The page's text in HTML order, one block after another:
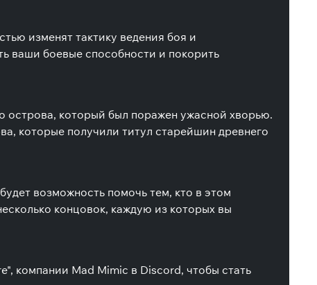
изменят тактику ведения боя и
ваши боевые способности и покорить
острова, который был поражен ужасной хворью.
которые получили титул старейшин древнего
возможность помочь тем, кто в этом
концовок, каждую из которых вы
компании Mad Mimic в Discord, чтобы стать